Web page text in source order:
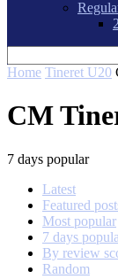
Home Tineret U20
CM
7 days popular
Latest
Featured
Most popular
7 days
By review
Random